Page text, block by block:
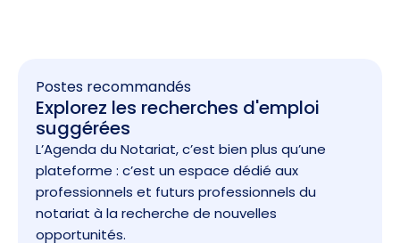
Postes recommandés
Explorez les recherches d'emploi
suggérées
L’Agenda du Notariat, c’est bien plus qu’une
plateforme : c’est un espace dédié aux
professionnels et futurs professionnels du
notariat à la recherche de nouvelles
opportunités.